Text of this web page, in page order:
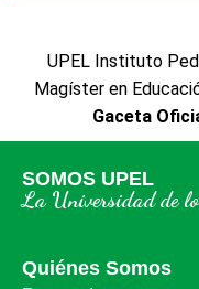
UPEL Instituto
Magíster en
Gaceta
SOMOS UPEL
La Universidad de
Quiénes Somos